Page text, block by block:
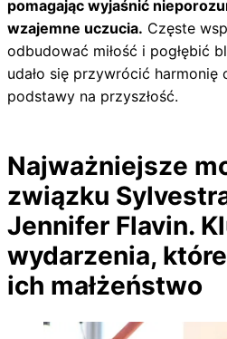
pomagając wyjaśnić
wzajemne uczucia. Częste
odbudować miłość i pogłębić
udało się przywrócić
podstawy na przyszłość.
Najważniejsze
związku
Jennifer Flavin.
wydarzenia, które
ich małżeństwo